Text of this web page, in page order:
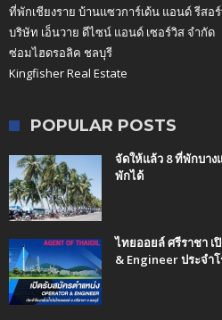
ที่พักเชียงราย บ้านแซวการ์เด้น แอนด์ รีสอ
บริษัท เอ็นวาย ดีไซน์ แอนด์ เซอร์วิส จำกัด
ซ่อมไฮดรอลิค ชลบุรี
Kingfisher Real Estate
POPULAR POSTS
จัดให้แล้ว 8 ที่พักบา
พักได้
ไทยออยล์ ศรีราชา
& Engineer ประจำ